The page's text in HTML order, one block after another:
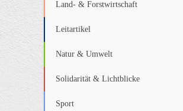
Land- & Forstwirtschaft
Leitartikel
Natur & Umwelt
Solidarität & Lichtblicke
Sport